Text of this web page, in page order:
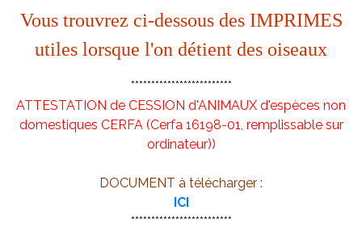
Vous trouvrez ci-dessous des IMPRIMES
utiles lorsque l'on détient des oiseaux
*************************
ATTESTATION de CESSION d'ANIMAUX d'espèces non
domestiques CERFA (Cerfa 16198-01, remplissable sur
ordinateur))
DOCUMENT à télécharger :
ICI
*************************